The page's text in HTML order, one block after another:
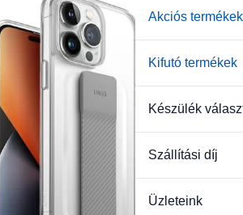
Akciós termékek
Kifutó termékek
Készülék
Szállítási díj
Üzleteink